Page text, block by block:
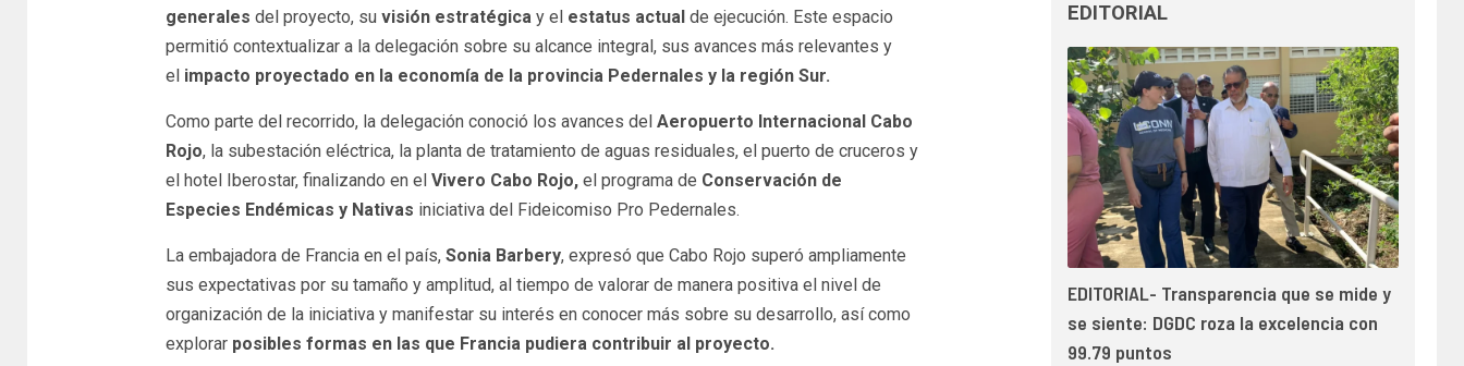
generales del proyecto, su visión estratégica y el estatus actualde ejecución. Este espacio
permitió contextualizar a la delegación sobre su alcance integral, sus avances más relevantes y
elimpacto proyectado en la economía de la provincia Pedernales y la región Sur.
Como parte del recorrido, la delegación conoció los avances del Aeropuerto Internacional Cabo
Rojo, la subestación eléctrica, la planta de tratamiento de aguas residuales, el puerto de cruceros y
el hotel Iberostar, finalizando en el Vivero Cabo Rojo,el programa de Conservación de
Especies Endémicas y Nativas iniciativa del Fideicomiso Pro Pedernales.
La embajadora de Francia en el país, Sonia Barbery, expresó que Cabo Rojo superó ampliamente
sus expectativas por su tamaño y amplitud, al tiempo de valorar de manera positiva el nivel de
organización de la iniciativa y manifestar su interés en conocer más sobre su desarrollo, así como
explorar posibles formas en las que Francia pudiera contribuir al proyecto.
EDITORIAL
EDITORIAL- Transparencia que se mide y
se siente: DGDC roza la excelencia con
99.79 puntos